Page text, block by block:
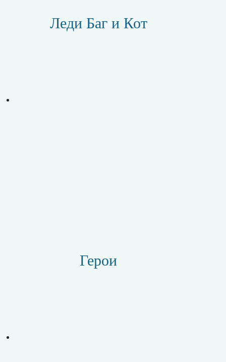
Леди Баг и Кот
Герои